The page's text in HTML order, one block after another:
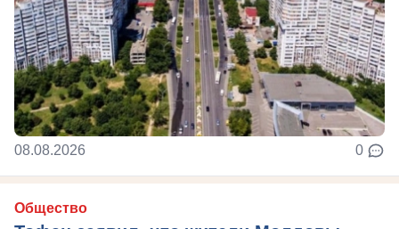
08.08.2026 0
Общество